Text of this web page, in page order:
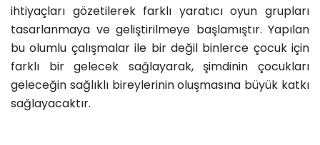
ihtiyaçları gözetilerek farklı yaratıcı oyun grupları
tasarlanmaya ve geliştirilmeye başlamıştır. Yapılan
bu olumlu çalışmalar ile bir değil binlerce çocuk için
farklı bir gelecek sağlayarak, şimdinin çocukları
geleceğin sağlıklı bireylerinin oluşmasına büyük katkı
sağlayacaktır.